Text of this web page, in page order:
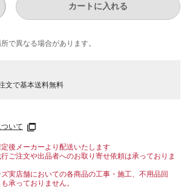
カートに入れる
で​異なる​場合が​あります。
文で基本送料無料
いて
後メーカーより配送いたします
ご注文や出品者へのお取り寄せ依頼は承っておりま
実店舗においての各商品の工事・施工、不用品回
承っておりません。